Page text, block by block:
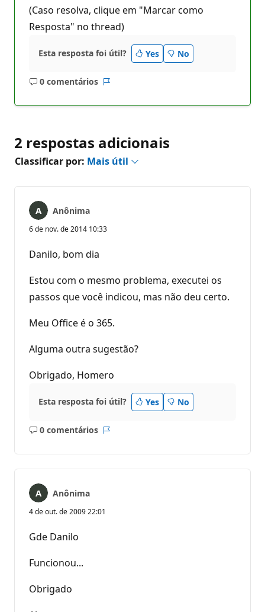
(Caso resolva, clique em "Marcar como
Resposta" no thread)
Esta resposta foi útil? Yes No
0 comentários
Sem
2 respostas adicionais
Classificar por: Mais útil
Anônima
6 de nov. de 2014 10:33
Danilo, bom dia
Estou com o mesmo problema, executei os
passos que você indicou, mas não deu certo.
Meu Office é o 365.
Alguma outra sugestão?
Obrigado, Homero
Esta resposta foi útil? Yes No
0 comentários
Sem
Anônima
4 de out. de 2009 22:01
Gde Danilo
Funcionou...
Obrigado